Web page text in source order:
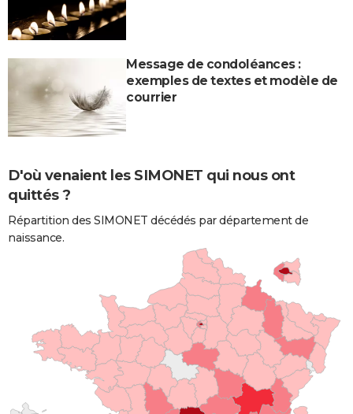
Message de condoléances :
exemples de textes et modèle de
courrier
D'où venaient les SIMONET qui nous ont
quittés ?
Répartition des SIMONET décédés par département de
naissance.